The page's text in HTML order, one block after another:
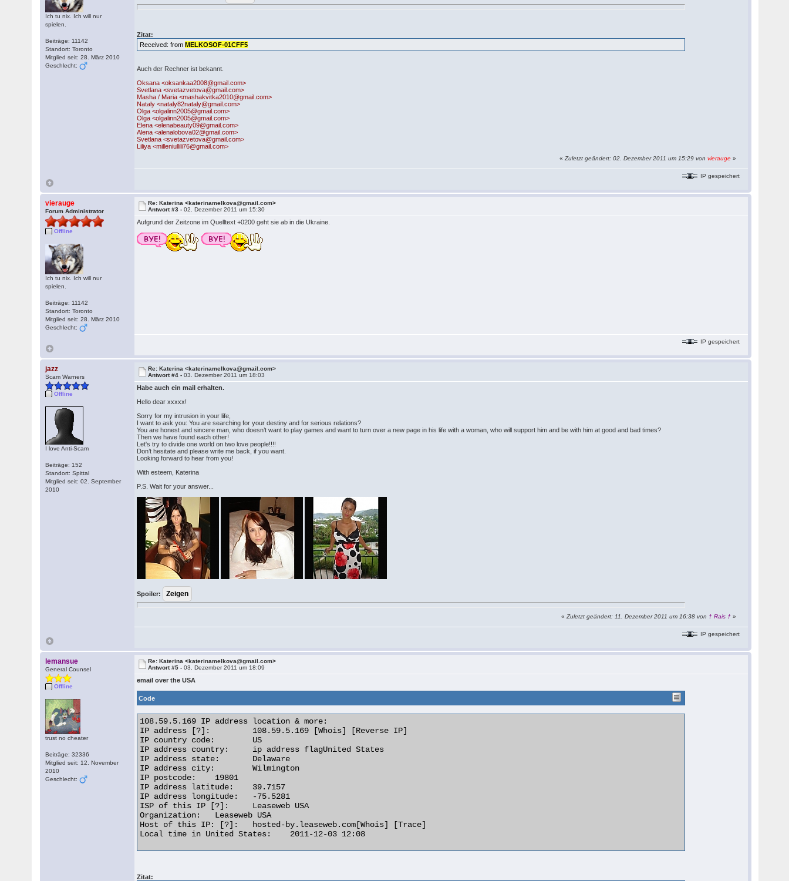
Ich tu nix. Ich will nur
spielen.
Beiträge: 11142
Standort: Toronto
Mitglied seit: 28. März 2010
Geschlecht:
Zitat:
Received: fromMELKOSOF-01CFF5
Auch der Rechner ist bekannt.
Oksana <oksankaa2008@gmail.com>
Svetlana <svetazvetova@gmail.com>
Masha / Maria <mashakvitka2010@gmail.com>
Nataly <nataly82nataly@gmail.com>
Olga <olgalinn2005@gmail.com>
Olga <olgalinn2005@gmail.com>
Elena <elenabeauty09@gmail.com>
Alena <alenalobova02@gmail.com>
Svetlana <svetazvetova@gmail.com>
Liliya <milleniullili76@gmail.com>
«Zuletzt geändert: 02. Dezember 2011 um 15:29 vonvierauge »
IP gespeichert
vierauge
Forum Administrator
Offline
Ich tu nix. Ich will nur
spielen.
Beiträge: 11142
Standort: Toronto
Mitglied seit: 28. März 2010
Geschlecht:
Re: Katerina <katerinamelkova@gmail.com>
Antwort #3 -02. Dezember 2011 um 15:30
Aufgrund der Zeitzone im Quelltext +0200 geht sie ab in die Ukraine.
IP gespeichert
jazz
Scam Warners
Offline
I love Anti-Scam
Beiträge: 152
Standort: Spittal
Mitglied seit: 02. September
2010
Re: Katerina <katerinamelkova@gmail.com>
Antwort #4 -03. Dezember 2011 um 18:03
Habe auch ein mail erhalten.
Hello dear xxxxx!
Sorry for my intrusion in your life,
I want to ask you: You are searching for your destiny and for serious relations?
You are honest and sincere man, who doesn’t want to play games and want to turn over a new page in his life with a woman, who will support him and be with him at good and bad times?
Then we have found each other!
Let's try to divide one world on two love people!!!!
Don’t hesitate and please write me back, if you want.
Looking forward to hear from you!
With esteem, Katerina
P.S. Wait for your answer...
Spoiler:
«Zuletzt geändert: 11. Dezember 2011 um 16:38 von † Rais † »
IP gespeichert
lemansue
General Counsel
Offline
trust no cheater
Beiträge: 32336
Mitglied seit: 12. November
2010
Geschlecht:
Re: Katerina <katerinamelkova@gmail.com>
Antwort #5 -03. Dezember 2011 um 18:09
email over the USA
Code
108.59.5.169 IP address location & more:
IP address [?]: 	108.59.5.169 [Whois] [Reverse IP]
IP country code: 	US
IP address country: 	ip address flagUnited States
IP address state: 	Delaware
IP address city: 	Wilmington
IP postcode: 	19801
IP address latitude: 	39.7157
IP address longitude: 	-75.5281
ISP of this IP [?]: 	Leaseweb USA
Organization: 	Leaseweb USA
Host of this IP: [?]: 	hosted-by.leaseweb.com[Whois] [Trace]
Local time in United States: 	2011-12-03 12:08
Zitat: